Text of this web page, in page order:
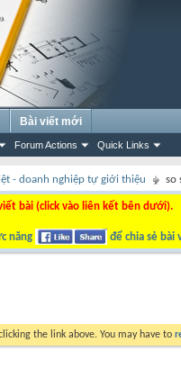
Forum Actions Quick Links
Bài viết mới
- doanh nghiệp tự giới thiệu so
bài (click vào liên kết bên dưới).
năng để chia sẻ bài
the link above. You may have to